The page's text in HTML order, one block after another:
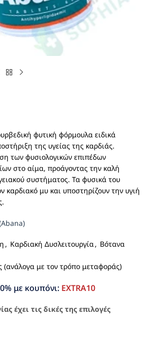
φυτική φόρμουλα ειδικά
της υγείας της καρδιάς.
των φυσιολογικών επιπέδων
στο αίμα, προάγοντας την καλή
συστήματος. Τα φυσικά του
καρδιακό μυ και υποστηρίζουν την υγιή
, Καρδιακή Δυσλειτουργία, Βότανα
(ανάλογα με τον τρόπο μεταφοράς)
με κουπόνι: EXTRA10
έχει τις δικές της επιλογές